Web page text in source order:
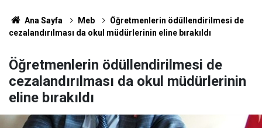
Ana Sayfa Meb
Öğretmenlerin ödüllendirilmesi de
cezalandırılması da okul müdürlerinin eline bırakıldı
Öğretmenlerin ödüllendirilmesi de
cezalandırılması da okul müdürlerinin
eline bırakıldı